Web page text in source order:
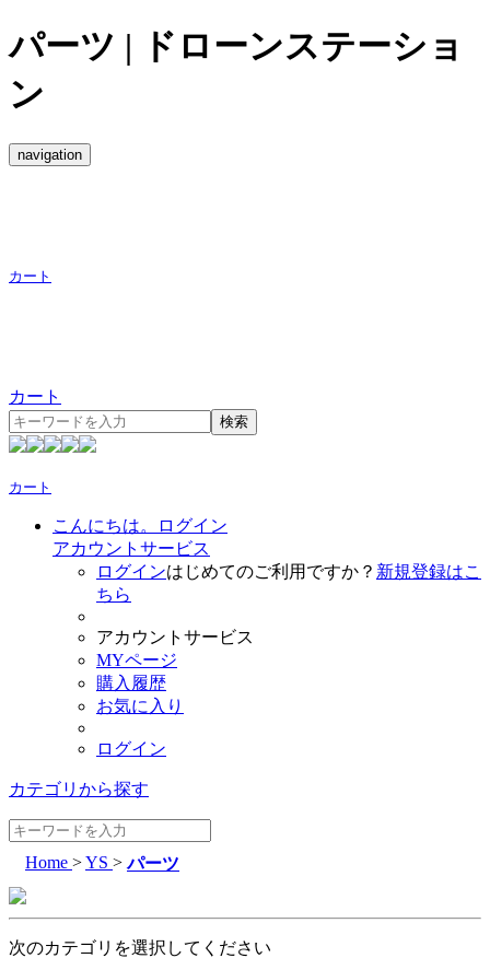
パーツ | ドローンステーショ
ン
navigation
カート
カート
検索
カート
こんにちは。ログイン
アカウントサービス
ログインはじめてのご利用ですか？ 新規登録はこ
ちら
アカウントサービス
MYページ
購入履歴
お気に入り
ログイン
カテゴリから探す
Home >YS > パーツ
次のカテゴリを選択してください